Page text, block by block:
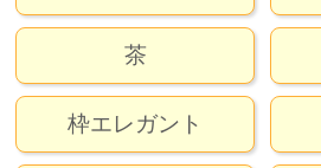
茶
枠エレガント